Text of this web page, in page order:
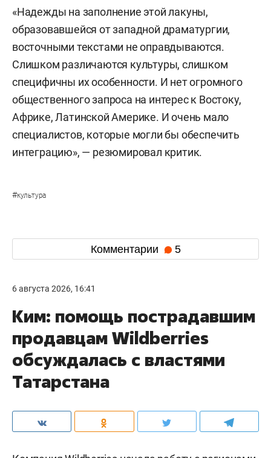
«Надежды на заполнение этой лакуны,
образовавшейся от западной драматургии,
восточными текстами не оправдываются.
Слишком различаются культуры, слишком
специфичны их особенности. И нет огромного
общественного запроса на интерес к Востоку,
Африке, Латинской Америке. И очень мало
специалистов, которые могли бы обеспечить
интеграцию», — резюмировал критик.
#культура
Комментарии 5
6 августа 2026, 16:41
Ким: помощь пострадавшим
продавцам Wildberries
обсуждалась с властями
Татарстана